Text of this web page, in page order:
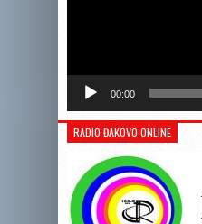
00:00
RADIO ĐAKOVO ONLINE